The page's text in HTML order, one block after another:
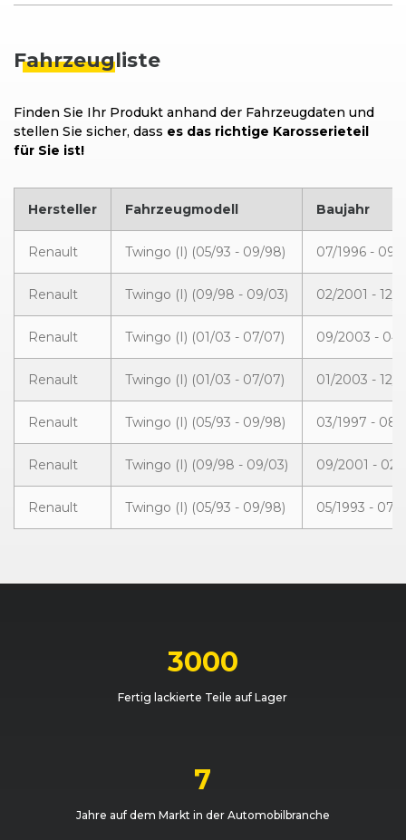
Fahrzeugliste
Finden Sie Ihr Produkt anhand der Fahrzeugdaten und
stellen Sie sicher, dass es das richtige Karosserieteil
für Sie ist!
Hersteller Fahrzeugmodell Baujahr
Renault Twingo (I) (05/93 - 09/98) 07/1996 - 09/
Renault Twingo (I) (09/98 - 09/03) 02/2001 - 12/
Renault Twingo (I) (01/03 - 07/07) 09/2003 -
Renault Twingo (I) (01/03 - 07/07) 01/2003 - 12/
Renault Twingo (I) (05/93 - 09/98) 03/1997 - 08/
Renault Twingo (I) (09/98 - 09/03) 09/2001 - 02/
Renault Twingo (I) (05/93 - 09/98) 05/1993 - 07/
3000
Fertig lackierte Teile auf Lager
7
Jahre auf dem Markt in der Automobilbranche